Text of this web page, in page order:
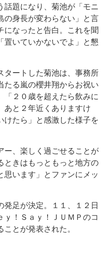
話題になり、菊池が「モニ
の身長が変わらない」と言
になったと告白。これを聞
置いていかないでよ」と懇
ートした菊池は、事務所
たる嵐の櫻井翔からお祝い
「２０歳を超えたら飲みに
あと２年近くありますけ
けたら」と感激した様子を
、楽しく過ごせることが
ときはもっともっと地方の
思います」とファンにメッ
足が決定。１１、１２日
ｙ！Ｓａｙ！ＪＵＭＰのコ
とが発表された。